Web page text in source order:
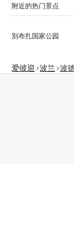
附近的热门景点
別布扎国家公园
爱彼迎 波兰 波